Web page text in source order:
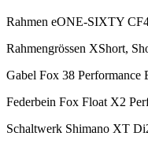
Rahmen eONE-SIXTY
Rahmengrössen XShort,
Gabel Fox 38 Performance
Federbein Fox Float X2
Schaltwerk Shimano XT